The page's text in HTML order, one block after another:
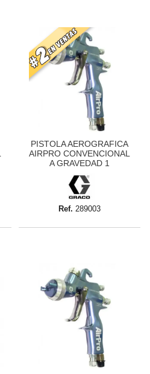
# 2 EN VENTAS
PISTOLA AEROGRAFICA
AIRPRO CONVENCIONAL
A GRAVEDAD 1
Ref. 289003